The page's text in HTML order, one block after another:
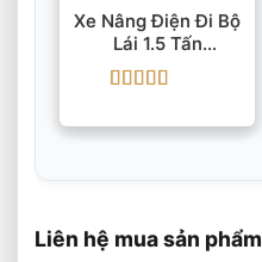
Xe Nâng Điện Đi Bộ
Lái 1.5 Tấn
CTDC15/30 Nâng
Cao 3m
hạng55 sao
Liên hệ mua sản phẩm